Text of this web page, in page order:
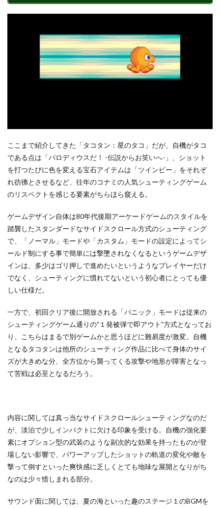
ここまで紹介してきた「タコタン：星のタコ」だが、自機がタコ
である点は「パロディウスだ！ -伝説からお笑いへ-」、ショット
を打つたびに色を変える宝石アイテムは「ツインビー」をそれぞ
れ彷彿とさせるなど、往年のコナミの人気シューティングゲーム
のリスペクトを感じる要素がちらほら窺える。
ゲームデザイン自体は80年代後期アーケードゲームのスタイルを
踏襲したスタンダードなサイドスクロール方式のシューティング
で、「ノーマル」モードや「カスタム」モードの設定によってシ
ールド制にする事で簡単には撃墜されなくなるというゲームデザ
インは、多少はゴリ押しで進めたいというようなプレイヤーだけ
でなく、シューティングに慣れてないという初心者にとっても優
しい仕様だ。
一方で、初回クリア後に開放される「パニック」モードは従来の
シューティングゲーム通りの”１発被弾で即アウト”方式となってお
り、こちらはまるで別ゲームかと思うほどに難易度が激変。自機
となるタコタンは他所のシューティング作品に比べて身体のサイ
ズが大きめな分、全方位から襲ってくる攻撃や地形が障害となっ
て苦戦は必至となるだろう。
内容に関しては真っ当なサイドスクロールシューティングなのだ
が、淡泊で少しインパクトに欠ける印象を受ける。自機の強化要
素にオプション型の武装のような副次的な効果を持ったものが登
場しない影響で、パワーアップしたショットの軌道の変化や敵を
撃って倒すといった爽快感に乏しくとても地味な展開となりがち
なのは少々惜しまれる部分。
サウンド面に関しては、夏の海といった趣のステージ１のBGMを